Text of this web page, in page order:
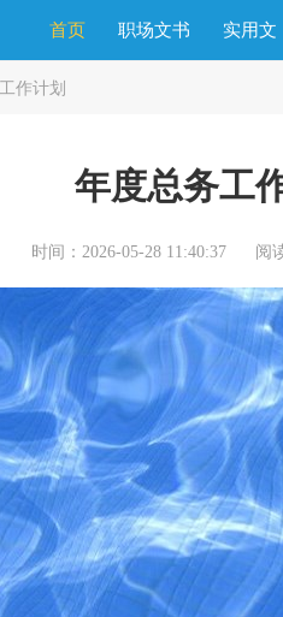
首页 职场文书 实用文
工作计划
年度总务工
时间：2026-05-28 11:40:37 阅